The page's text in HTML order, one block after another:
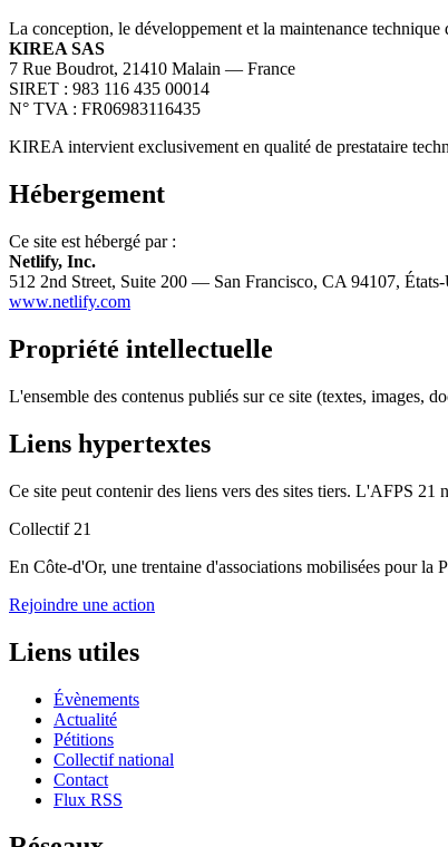
La conception, le développement et la maintenance technique
KIREA SAS
7 Rue Boudrot, 21410 Malain — France
SIRET : 983 116 435 00014
N° TVA : FR06983116435
KIREA intervient exclusivement en qualité de prestataire
Hébergement
Ce site est hébergé par :
Netlify, Inc.
512 2nd Street, Suite 200 — San Francisco, CA 94107,
www.netlify.com
Propriété intellectuelle
L'ensemble des contenus publiés sur ce site (textes, images,
Liens hypertextes
Ce site peut contenir des liens vers des sites tiers. L'AFPS 21
Collectif 21
En Côte-d'Or, une trentaine d'associations mobilisées pour la
Rejoindre une action
Liens utiles
Évènements
Actualité
Pétitions
Collectif national
Contact
Flux RSS